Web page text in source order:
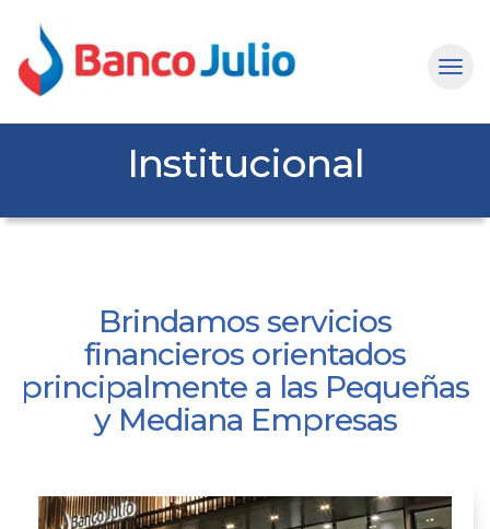
Institucional
Brindamos servicios
financieros orientados
principalmente a las Pequeñas
y Mediana Empresas